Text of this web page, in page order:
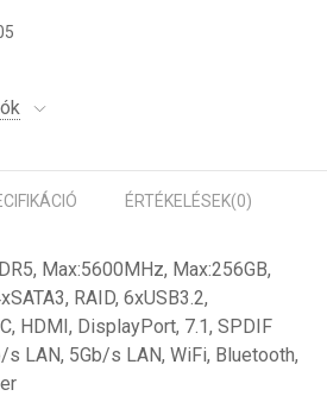
ÉRTÉKELÉSEK(0)
Max:5600MHz, Max:256GB,
RAID, 6xUSB3.2,
HDMI, DisplayPort, 7.1, SPDIF
LAN, 5Gb/s LAN, WiFi, Bluetooth,